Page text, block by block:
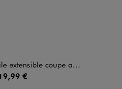
coupe ajustée femme grande taille
€